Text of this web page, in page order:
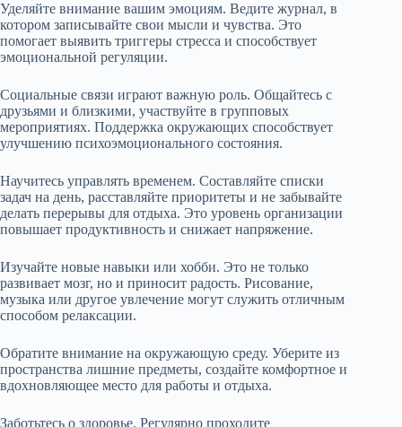
Уделяйте внимание вашим эмоциям. Ведите журнал, в
котором записывайте свои мысли и чувства. Это
помогает выявить триггеры стресса и способствует
эмоциональной регуляции.
Социальные связи играют важную роль. Общайтесь с
друзьями и близкими, участвуйте в групповых
мероприятиях. Поддержка окружающих способствует
улучшению психоэмоционального состояния.
Научитесь управлять временем. Составляйте списки
задач на день, расставляйте приоритеты и не забывайте
делать перерывы для отдыха. Это уровень организации
повышает продуктивность и снижает напряжение.
Изучайте новые навыки или хобби. Это не только
развивает мозг, но и приносит радость. Рисование,
музыка или другое увлечение могут служить отличным
способом релаксации.
Обратите внимание на окружающую среду. Уберите из
пространства лишние предметы, создайте комфортное и
вдохновляющее место для работы и отдыха.
Заботьтесь о здоровье. Регулярно проходите